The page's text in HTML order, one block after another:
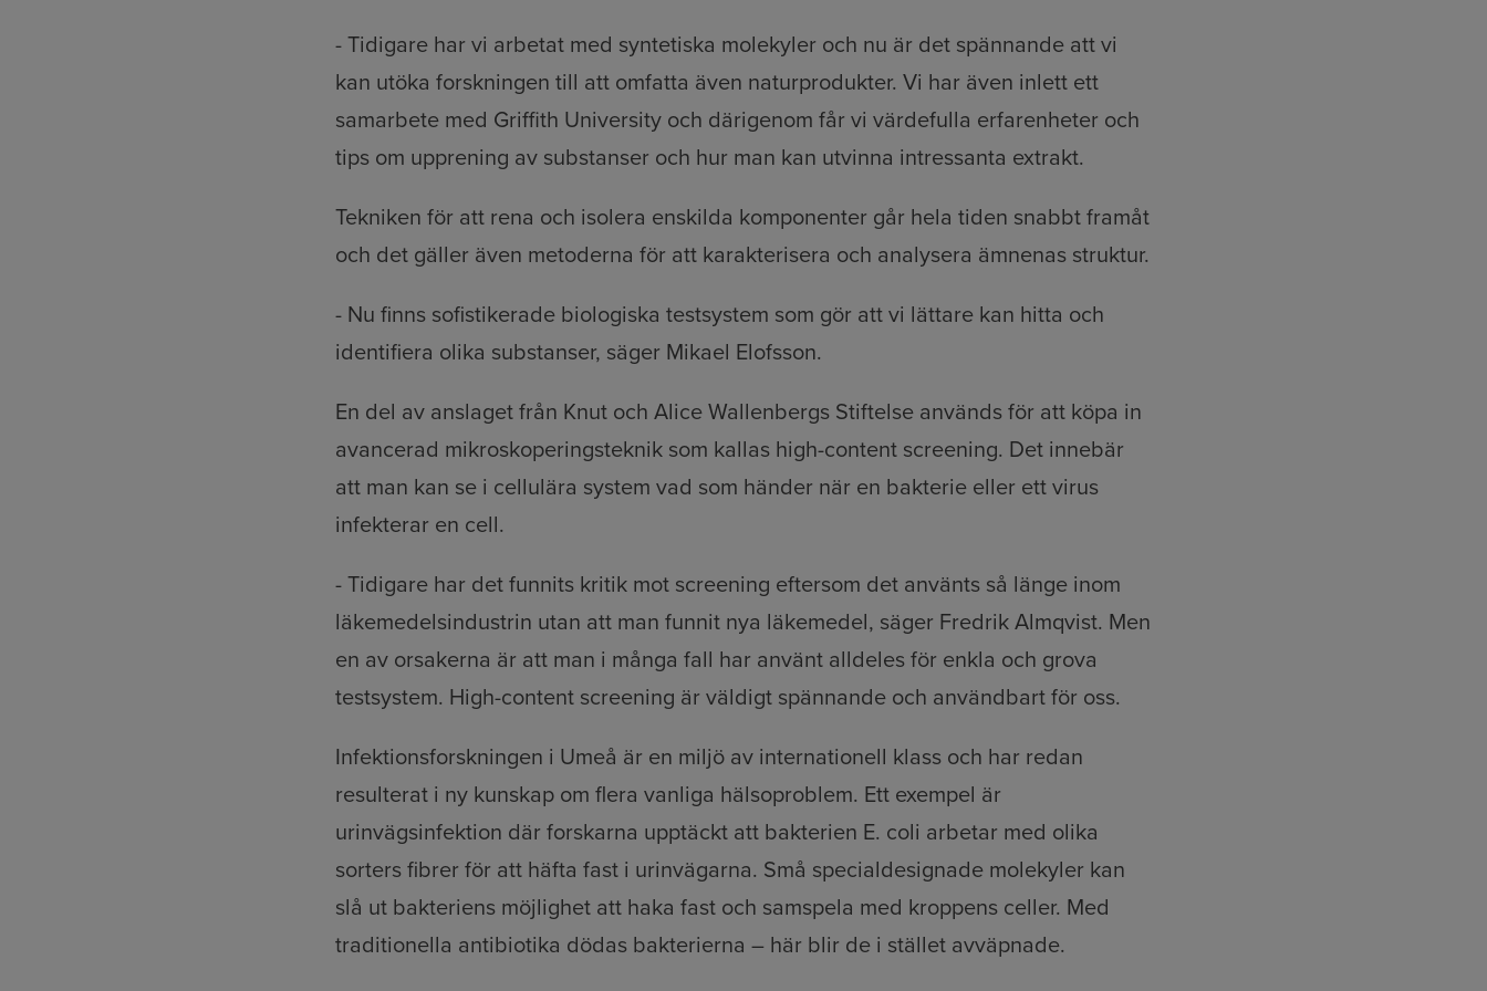
- Tidigare har vi arbetat med syntetiska molekyler och nu är det spännande att vi
kan utöka forskningen till att omfatta även naturprodukter. Vi har även inlett ett
samarbete med Griffith University och därigenom får vi värdefulla erfarenheter och
tips om upprening av substanser och hur man kan utvinna intressanta extrakt.
Tekniken för att rena och isolera enskilda komponenter går hela tiden snabbt framåt
och det gäller även metoderna för att karakterisera och analysera ämnenas struktur.
- Nu finns sofistikerade biologiska testsystem som gör att vi lättare kan hitta och
identifiera olika substanser, säger Mikael Elofsson.
En del av anslaget från Knut och Alice Wallenbergs Stiftelse används för att köpa in
avancerad mikroskoperingsteknik som kallas high-content screening. Det innebär
att man kan se i cellulära system vad som händer när en bakterie eller ett virus
infekterar en cell.
- Tidigare har det funnits kritik mot screening eftersom det använts så länge inom
läkemedelsindustrin utan att man funnit nya läkemedel, säger Fredrik Almqvist. Men
en av orsakerna är att man i många fall har använt alldeles för enkla och grova
testsystem. High-content screening är väldigt spännande och användbart för oss.
Infektionsforskningen i Umeå är en miljö av internationell klass och har redan
resulterat i ny kunskap om flera vanliga hälsoproblem. Ett exempel är
urinvägsinfektion där forskarna upptäckt att bakterien E. coli arbetar med olika
sorters fibrer för att häfta fast i urinvägarna. Små specialdesignade molekyler kan
slå ut bakteriens möjlighet att haka fast och samspela med kroppens celler. Med
traditionella antibiotika dödas bakterierna – här blir de i stället avväpnade.